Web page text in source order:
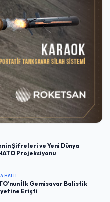
Şifreleri ve Yeni Dünya
Projeksiyonu
HATTI
İlk Gemisavar Balistik
Erişti